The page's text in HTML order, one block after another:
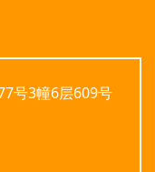
号3幢6层609号